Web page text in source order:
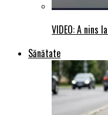
VIDEO: A nins
Sănătate